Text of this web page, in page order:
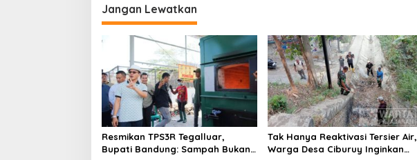
i
g
a
s
i
p
o
s
Jangan Lewatkan
Resmikan TPS3R Tegalluar,
Bupati Bandung: Sampah Bukan
Tak Hanya Reaktivasi Tersier Air,
Warga Desa Ciburuy Inginkan